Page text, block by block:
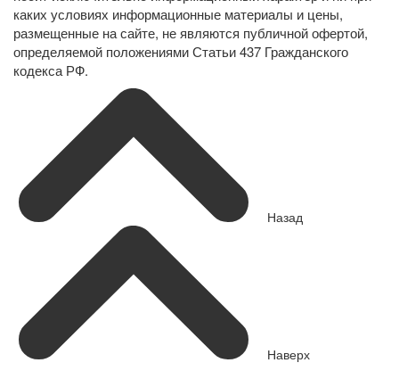
каких условиях информационные материалы и цены,
размещенные на сайте, не являются публичной офертой,
определяемой положениями Статьи 437 Гражданского
кодекса РФ.
Назад
Наверх